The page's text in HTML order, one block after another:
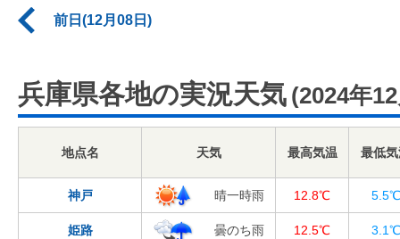
前日(12月08日)
兵庫県各地の実況天気 (2024年
地点名 天気 最高気温 最低
神戸 晴一時雨 12.8℃ 5.5℃
姫路 曇のち雨 12.5℃ 3.1℃